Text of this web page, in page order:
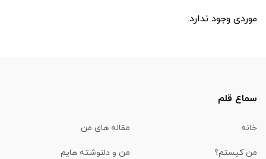
موردی وجود ندارد.
سماع قلم
خانه مقاله های من
من کیستم؟ من و دلنوشته هایم